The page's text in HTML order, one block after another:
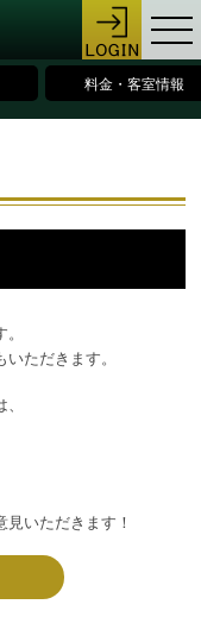
料金・客室情報
ただきます。
いただきます！